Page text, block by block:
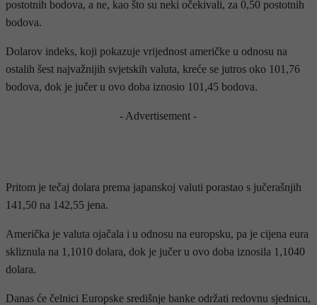
postotnih bodova, a ne, kao što su neki očekivali, za 0,50 postotnih
bodova.
Dolarov indeks, koji pokazuje vrijednost američke u odnosu na
ostalih šest najvažnijih svjetskih valuta, kreće se jutros oko 101,76
bodova, dok je jučer u ovo doba iznosio 101,45 bodova.
- Advertisement -
Pritom je tečaj dolara prema japanskoj valuti porastao s jučerašnjih
141,50 na 142,55 jena.
Američka je valuta ojačala i u odnosu na europsku, pa je cijena eura
skliznula na 1,1010 dolara, dok je jučer u ovo doba iznosila 1,1040
dolara.
Danas će čelnici Europske središnje banke održati redovnu sjednicu,